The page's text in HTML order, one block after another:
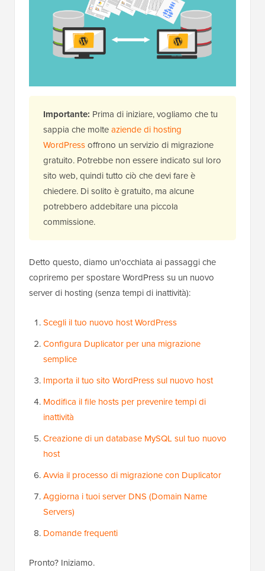
Importante: Prima di iniziare, vogliamo che tu
sappia che molteaziende di hosting
WordPressoffrono un servizio di migrazione
gratuito. Potrebbe non essere indicato sul loro
sito web, quindi tutto ciò che devi fare è
chiedere. Di solito è gratuito, ma alcune
potrebbero addebitare una piccola
commissione.
Detto questo, diamo un'occhiata ai passaggi che
copriremo per spostare WordPress su un nuovo
server di hosting (senza tempi di inattività):
Scegli il tuo nuovo host WordPress
Configura Duplicator per una migrazione
semplice
Importa il tuo sito WordPress sul nuovo host
Modifica il file hosts per prevenire tempi di
inattività
Creazione di un database MySQL sul tuo nuovo
host
Avvia il processo di migrazione con Duplicator
Aggiorna i tuoi server DNS (Domain Name
Servers)
Domande frequenti
Pronto? Iniziamo.